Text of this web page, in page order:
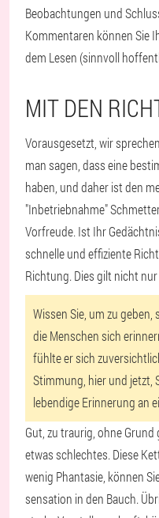
Beobachtungen und
Kommentaren können Sie
dem Lesen (sinnvoll
MIT DEN
Vorausgesetzt, wir
man sagen, dass eine
haben, und daher ist den
"Inbetriebnahme"
Vorfreude. Ist Ihr
schnelle und effiziente
Richtung. Dies gilt nicht
Wissen Sie, um zu
die Menschen sich
fühlte er sich
Stimmung, hier und jetzt,
lebendige Erinnerung an
Gut, zu traurig, ohne
etwas schlechtes. Diese
wenig Phantasie, können
sensation in den Bauch.